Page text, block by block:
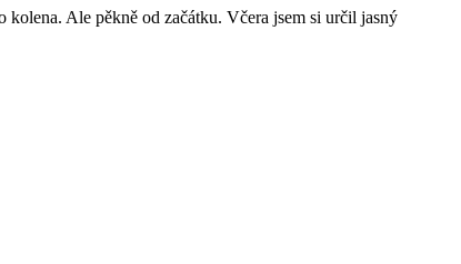
Ale pěkně od začátku. Včera jsem si určil jasný